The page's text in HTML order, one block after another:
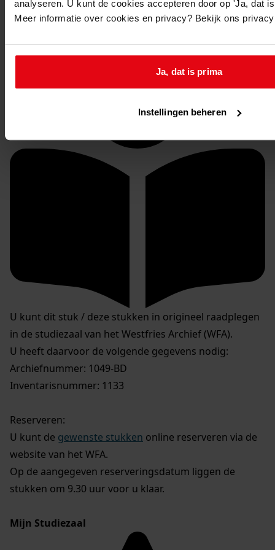
analyseren. U kunt de cookies accepteren door op 'Ja, dat
Meer informatie over cookies en privacy? Bekijk ons
Ja, dat is prima
Instellingen beheren
1906-1959
Bouwvergunningen uit toegang 1049
U kunt dit stuk / deze stukken in origineel raadplegen
in de studiezaal van het Westfries Archief (WFA).
U heeft daarvoor de volgende gegevens nodig:
Archiefnummer: 1049-BD
Inventarisnummer: 1133
Reserveren:
U kunt de gewenste stukken online reserveren via de
website van het WFA.
Op de aangegeven reserveringsdatum liggen de
stukken om 9.30 uur voor u klaar.
Mijn Studiezaal